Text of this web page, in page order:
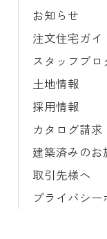
お知らせ
注文住宅ガイ
スタッフブロ
土地情報
採用情報
カタログ請求
建築済みのお
取引先様へ
プライバシー